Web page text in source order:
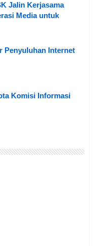
Jalin Kerjasama
Media untuk
Penyuluhan Internet
Komisi Informasi